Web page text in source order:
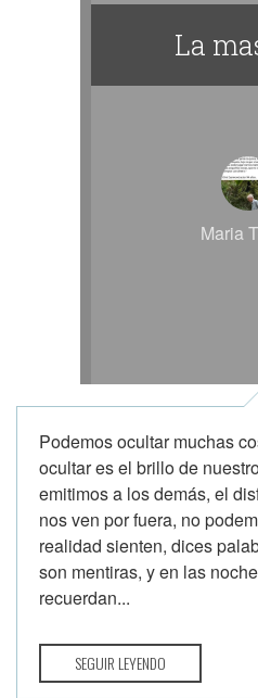
La
Maria
Podemos ocultar muchas
ocultar es el brillo de
emitimos a los demás, el
nos ven por fuera, no
realidad sienten, dices
son mentiras, y en las
recuerdan...
SEGUIR LEYENDO